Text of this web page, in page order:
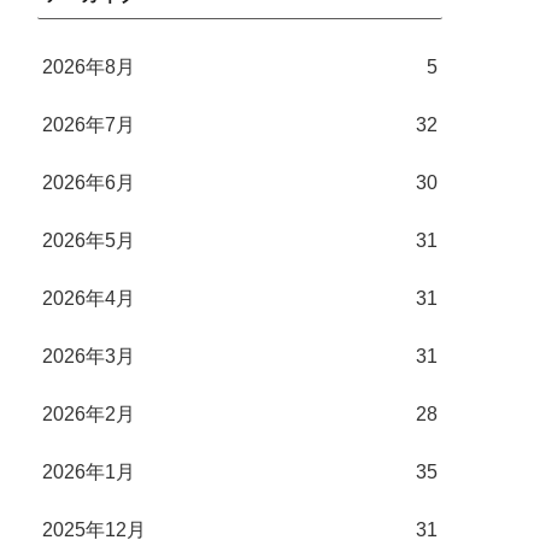
2026年8月 5
2026年7月 32
2026年6月 30
2026年5月 31
2026年4月 31
2026年3月 31
2026年2月 28
2026年1月 35
2025年12月 31